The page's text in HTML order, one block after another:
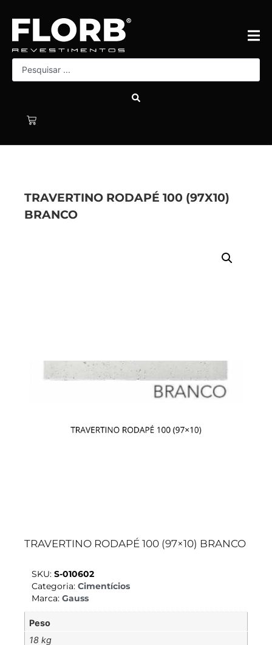
TRAVERTINO RODAPÉ 100 (97X10)
BRANCO
TRAVERTINO RODAPÉ 100 (97×10) BRANCO
SKU: S-010602
Categoria: Cimentícios
Marca: Gauss
Peso
18 kg